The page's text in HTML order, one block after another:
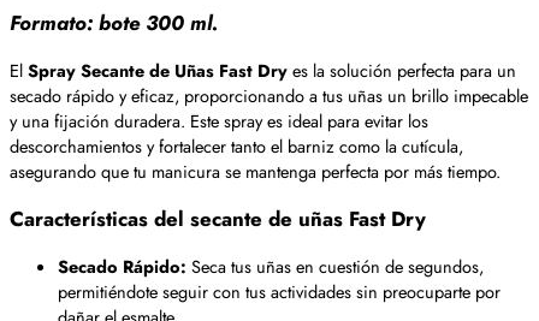
Formato: bote 300 ml.
ElSpray Secante de Uñas Fast Dryes la solución perfecta para un
secado rápido y eficaz, proporcionando a tus uñas un brillo impecable
y una fijación duradera. Este spray es ideal para evitar los
descorchamientos y fortalecer tanto el barniz como la cutícula,
asegurando que tu manicura se mantenga perfecta por más tiempo.
Características del secante de uñas Fast Dry
Secado Rápido: Seca tus uñas en cuestión de segundos,
permitiéndote seguir con tus actividades sin preocuparte por